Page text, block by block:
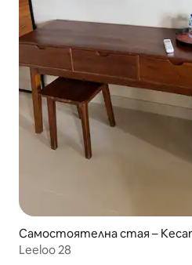
Самостоятелна стая –
ra
Leeloo 28